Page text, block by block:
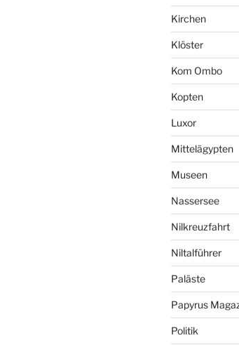
Kirchen
Klöster
Kom Ombo
Kopten
Luxor
Mittelägypten
Museen
Nassersee
Nilkreuzfahrt
Niltalführer
Paläste
Papyrus
Politik